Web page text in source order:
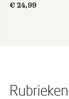
€ 24,99
Rubrieken